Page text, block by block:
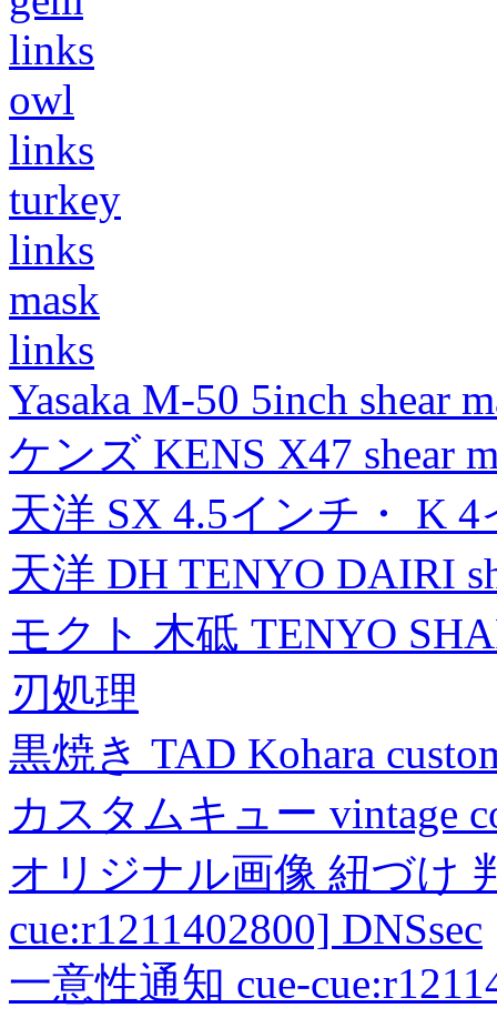
links
owl
links
turkey
links
mask
links
Yasaka M-50 5inch shear
ケンズ KENS X47 shear
天洋 SX 4.5インチ・ K
天洋 DH TENYO DAIRI
モクト 木砥 TENYO
刃処理
黒焼き TAD Kohara
カスタムキュー vintage
オリジナル画像 紐づけ
cue:r1211402800] DNSsec
一意性通知 cue-